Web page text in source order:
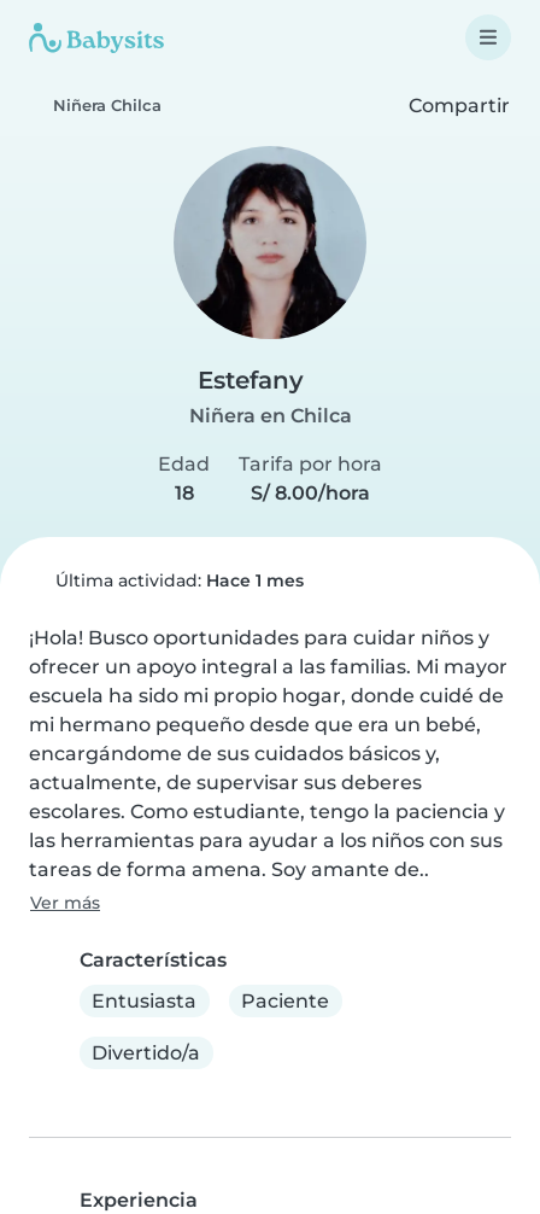
Niñera Chilca Compartir
Estefany
Niñera en Chilca
Edad
18
Tarifa por hora
S/ 8.00/hora
Última actividad: Hace 1 mes
¡Hola! Busco oportunidades para cuidar niños y
ofrecer un apoyo integral a las familias. Mi mayor
escuela ha sido mi propio hogar, donde cuidé de
mi hermano pequeño desde que era un bebé,
encargándome de sus cuidados básicos y,
actualmente, de supervisar sus deberes
escolares. Como estudiante, tengo la paciencia y
las herramientas para ayudar a los niños con sus
tareas de forma amena. Soy amante de..
Ver más
Características
Entusiasta
Paciente
Divertido/a
Experiencia